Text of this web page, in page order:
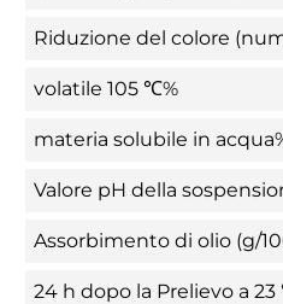
Riduzione del colore
volatile 105 ℃%
materia solubile in
Valore pH della
Assorbimento di olio (g/
24 h dopo la Prelievo a